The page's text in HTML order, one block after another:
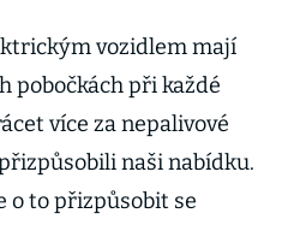
vozidlem mají
pobočkách při každé
více za nepalivové
naši nabídku.
o to přizpůsobit se